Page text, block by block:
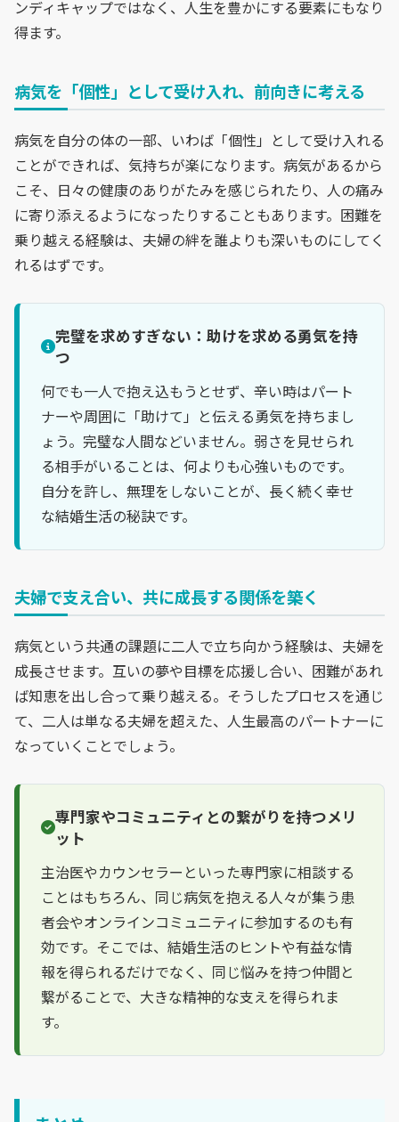
ンディキャップではなく、人生を豊かにする要素にもなり
得ます。
病気を「個性」として受け入れ、前向きに考える
病気を自分の体の一部、いわば「個性」として受け入れる
ことができれば、気持ちが楽になります。病気があるから
こそ、日々の健康のありがたみを感じられたり、人の痛み
に寄り添えるようになったりすることもあります。困難を
乗り越える経験は、夫婦の絆を誰よりも深いものにしてく
れるはずです。
完璧を求めすぎない：助けを求める勇気を持
つ
何でも一人で抱え込もうとせず、辛い時はパート
ナーや周囲に「助けて」と伝える勇気を持ちまし
ょう。完璧な人間などいません。弱さを見せられ
る相手がいることは、何よりも心強いものです。
自分を許し、無理をしないことが、長く続く幸せ
な結婚生活の秘訣です。
夫婦で支え合い、共に成長する関係を築く
病気という共通の課題に二人で立ち向かう経験は、夫婦を
成長させます。互いの夢や目標を応援し合い、困難があれ
ば知恵を出し合って乗り越える。そうしたプロセスを通じ
て、二人は単なる夫婦を超えた、人生最高のパートナーに
なっていくことでしょう。
専門家やコミュニティとの繋がりを持つメリ
ット
主治医やカウンセラーといった専門家に相談する
ことはもちろん、同じ病気を抱える人々が集う患
者会やオンラインコミュニティに参加するのも有
効です。そこでは、結婚生活のヒントや有益な情
報を得られるだけでなく、同じ悩みを持つ仲間と
繋がることで、大きな精神的な支えを得られま
す。